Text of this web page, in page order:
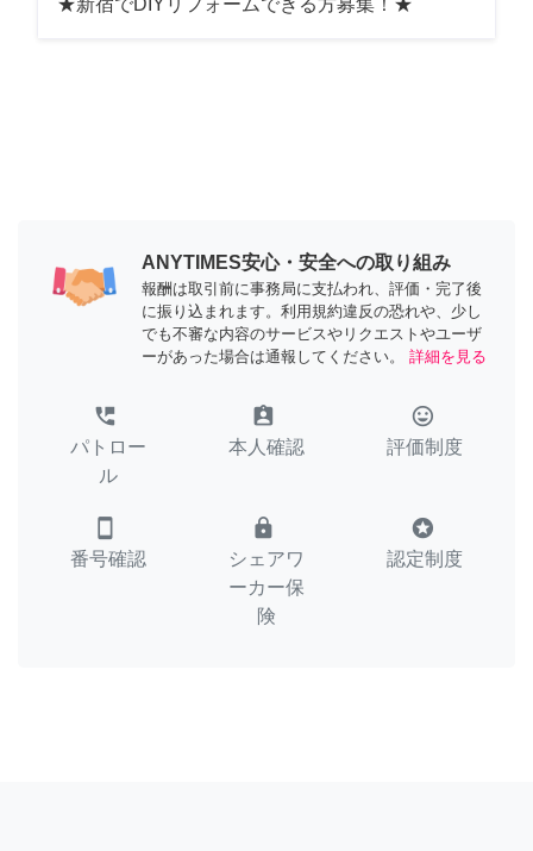
ANYTIMES安心・安全への取り組み
報酬は取引前に事務局に支払われ、評価・完了後
に振り込まれます。利用規約違反の恐れや、少し
でも不審な内容のサービスやリクエストやユーザ
ーがあった場合は通報してください。
詳細を見る
perm_phone_msg
パトロー
ル
assignment_ind
本人確認
tag_faces
評価制度
smartphone
番号確認
lock
シェアワ
ーカー保
険
stars
認定制度